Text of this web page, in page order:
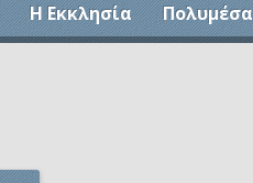
Η Εκκλησία Πολυμέσα